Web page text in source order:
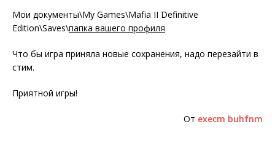
Мои документы\My Games\Mafia II Definitive
Edition\Saves\папка вашего профиля
Что бы игра приняла новые сохранения, надо перезайти в
стим.
Приятной игры!
От execm buhfnm